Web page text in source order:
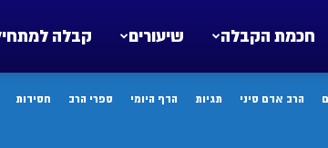
קבלה שיעורים חכמת הקבלה
הרב אדם סיני תגיות הדף היומי ספרי הרב חסידות